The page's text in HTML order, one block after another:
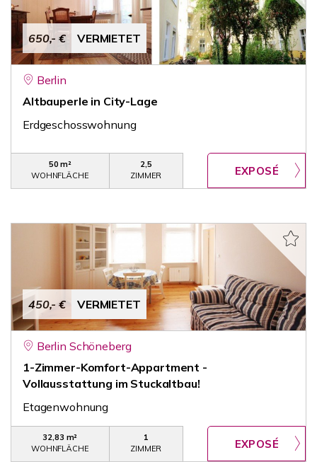
650,- € VERMIETET
Berlin
Altbauperle in City-Lage
Erdgeschosswohnung
50 m²
WOHNFLÄCHE
2,5
ZIMMER
450,- € VERMIETET
Berlin Schöneberg
1-Zimmer-Komfort-Appartment -
Vollausstattung im Stuckaltbau!
Etagenwohnung
32,83 m²
WOHNFLÄCHE
1
ZIMMER